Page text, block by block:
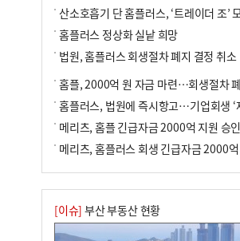
홈플러스 정상화 실낱 희망
법원, 홈플러스 회생절차 폐지 결정 취소
메리츠, 홈플 긴급자금 2000억 지원 승인
[이슈] 부산 부동산 현황